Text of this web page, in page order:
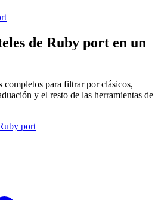
de Ruby port en un
completos para filtrar por clásicos,
y el resto de las herramientas de
port